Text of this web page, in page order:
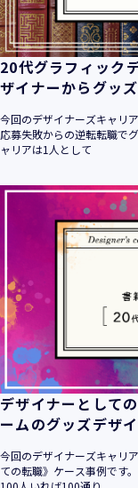
また、以下に示す
ジメントシステム
要請の変化、経営
続的改善に、全社
す。
当社は、事業の目
を行い、特定され
人情報の取扱いを
当社は個人情報の
他の規範を遵守致
当社は個人情報
は、合理的な安
し、継続的に向
かに是正措置を講
当社は個人情報取
速かつ誠実に対応
個人情報保護マネ
の変化と実情を踏
をはかっていきま
個人情報保護方針
情・相談窓口
株式会社 ユウ
〒151-0073 東京
ル 7F
20代グラフィック
ザイナーからグッ
今回のデザイナーズキャリ
応募失敗からの逆転転職で
ャリアは1人として
デザイナーとして
ームのグッズデザ
今回のデザイナーズキャリ
ての転職》ケース事例です